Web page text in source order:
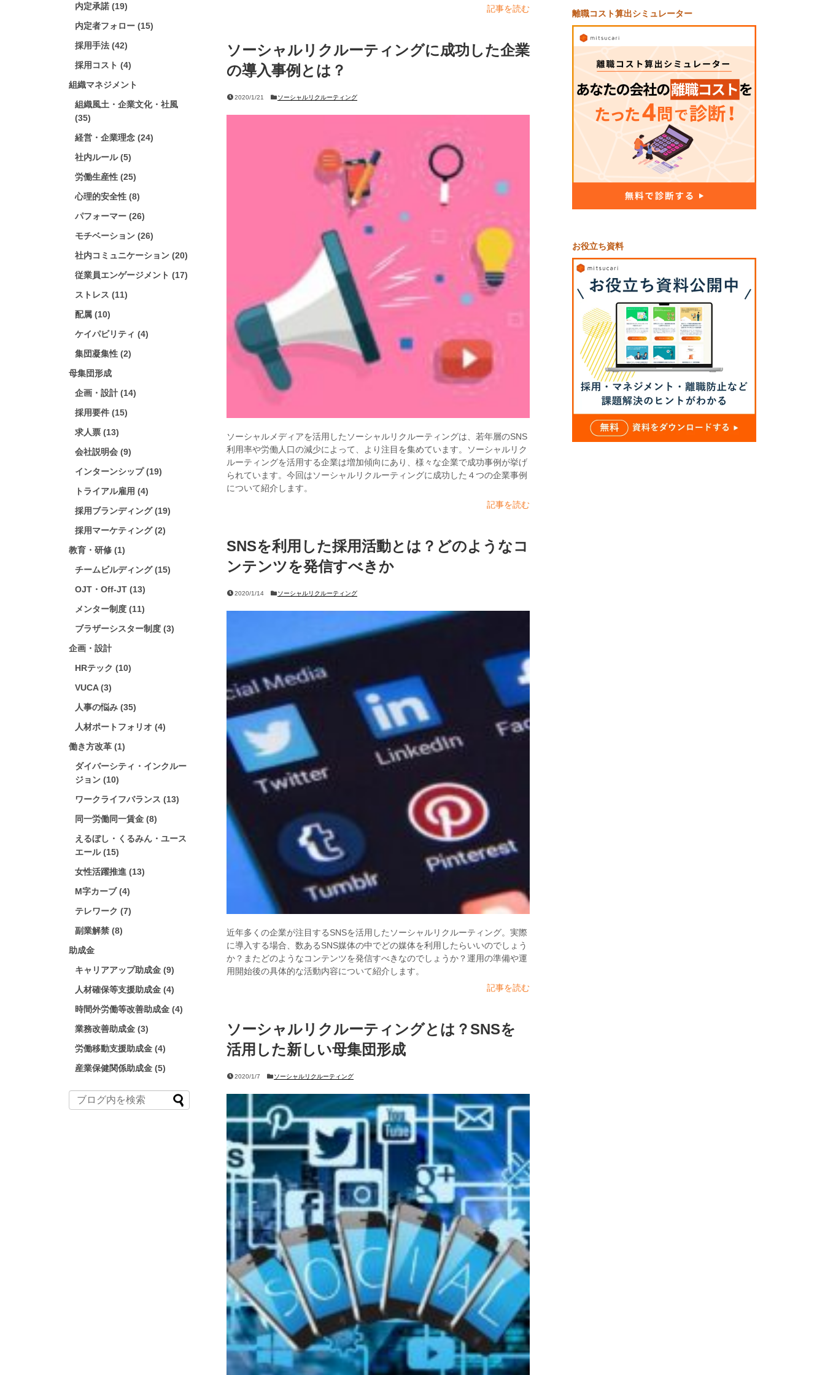
内定承諾 (19)
内定者フォロー (15)
採用手法 (42)
採用コスト (4)
組織マネジメント
組織風土・企業文化・社風
(35)
経営・企業理念 (24)
社内ルール (5)
労働生産性 (25)
心理的安全性 (8)
パフォーマー (26)
モチベーション (26)
社内コミュニケーション (20)
従業員エンゲージメント (17)
ストレス (11)
配属 (10)
ケイパビリティ (4)
集団凝集性 (2)
母集団形成
企画・設計 (14)
採用要件 (15)
求人票 (13)
会社説明会 (9)
インターンシップ (19)
トライアル雇用 (4)
採用ブランディング (19)
採用マーケティング (2)
教育・研修 (1)
チームビルディング (15)
OJT・Off-JT (13)
メンター制度 (11)
ブラザーシスター制度 (3)
企画・設計
HRテック (10)
VUCA (3)
人事の悩み (35)
人材ポートフォリオ (4)
働き方改革 (1)
ダイバーシティ・インクルー
ジョン (10)
ワークライフバランス (13)
同一労働同一賃金 (8)
えるぼし・くるみん・ユース
エール (15)
女性活躍推進 (13)
M字カーブ (4)
テレワーク (7)
副業解禁 (8)
助成金
キャリアアップ助成金 (9)
人材確保等支援助成金 (4)
時間外労働等改善助成金 (4)
業務改善助成金 (3)
労働移動支援助成金 (4)
産業保健関係助成金 (5)
記事を読む
ソーシャルリクルーティングに成功した企業
の導入事例とは？
2020/1/21 ソーシャルリクルーティング
ソーシャルメディアを活用したソーシャルリクルーティングは、若年層のSNS
利用率や労働人口の減少によって、より注目を集めています。ソーシャルリク
ルーティングを活用する企業は増加傾向にあり、様々な企業で成功事例が挙げ
られています。今回はソーシャルリクルーティングに成功した４つの企業事例
について紹介します。
記事を読む
SNSを利用した採用活動とは？どのようなコ
ンテンツを発信すべきか
2020/1/14 ソーシャルリクルーティング
近年多くの企業が注目するSNSを活用したソーシャルリクルーティング。実際
に導入する場合、数あるSNS媒体の中でどの媒体を利用したらいいのでしょう
か？またどのようなコンテンツを発信すべきなのでしょうか？運用の準備や運
用開始後の具体的な活動内容について紹介します。
記事を読む
ソーシャルリクルーティングとは？SNSを
活用した新しい母集団形成
2020/1/7 ソーシャルリクルーティング
離職コスト算出シミュレーター
お役立ち資料